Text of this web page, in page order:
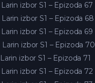
Larin izbor S1 – Epizoda 67
Larin izbor S1 – Epizoda 68
Larin izbor S1 – Epizoda 69
Larin izbor S1 – Epizoda 70
Larin izbor S1 – Epizoda 71
Larin izbor S1 – Epizoda 72